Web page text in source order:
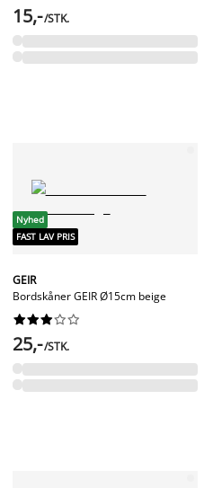
15,-/STK.
Nyhed
FAST LAV PRIS
GEIR
Bordskåner GEIR Ø15cm beige






25,-/STK.